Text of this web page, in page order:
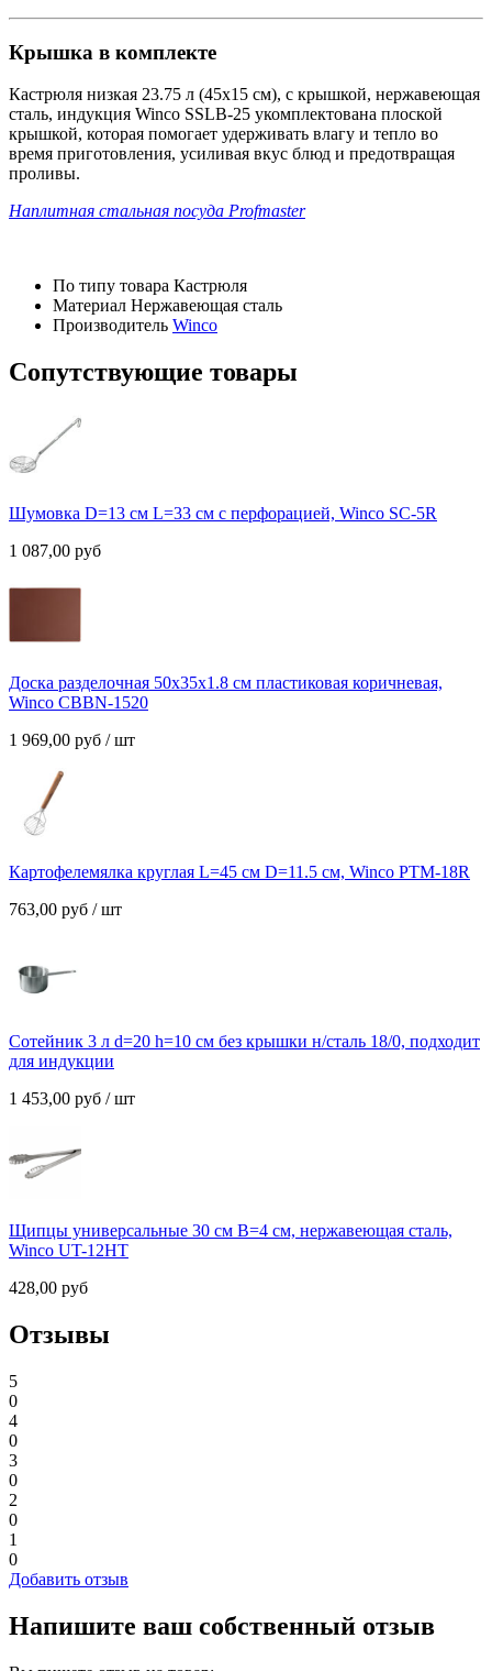
Крышка в комплекте
Кастрюля низкая 23.75 л (45х15 см), с крышкой, нержавеющая
сталь, индукция Winco SSLB-25 укомплектована плоской
крышкой, которая помогает удерживать влагу и тепло во
время приготовления, усиливая вкус блюд и предотвращая
проливы.
Наплитная стальная посуда Profmaster
По типу товара Кастрюля
Материал Нержавеющая сталь
Производитель Winco
Сопутствующие товары
Шумовка D=13 см L=33 см с перфорацией, Winco SC-5R
1 087,00 руб
Доска разделочная 50х35х1.8 см пластиковая коричневая,
Winco CBBN-1520
1 969,00 руб / шт
Картофелемялка круглая L=45 см D=11.5 см, Winco PTM-18R
763,00 руб / шт
Сотейник 3 л d=20 h=10 см без крышки н/сталь 18/0, подходит
для индукции
1 453,00 руб / шт
Щипцы универсальные 30 см В=4 см, нержавеющая сталь,
Winco UT-12HT
428,00 руб
Отзывы
5
0
4
0
3
0
2
0
1
0
Добавить отзыв
Напишите ваш собственный отзыв